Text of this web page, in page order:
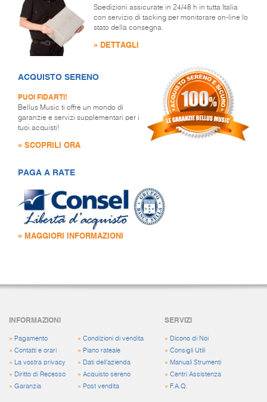
Spedizioni assicurate in 24/48 h in tutta Italia
con servizio di tacking per monitorare on-line lo
stato della consegna.
» DETTAGLI
ACQUISTO SERENO
PUOI FIDARTI!
Bellus Music ti offre un mondo di
garanzie e servizi supplementari per i
tuoi acquisti!
» SCOPRILI ORA
PAGA A RATE
» MAGGIORI INFORMAZIONI
INFORMAZIONI
» Pagamento
» Contatti e orari
»
La vostra privacy
» Diritto di Recesso
» Garanzia
» Condizioni di vendita
» Piano rateale
» Dati dell'azienda
» Acquisto sereno
» Post vendita
SERVIZI
» Dicono di Noi
»Consigli Utili
» Manuali Strumenti
»Centri Assistenza
» F.A.Q.